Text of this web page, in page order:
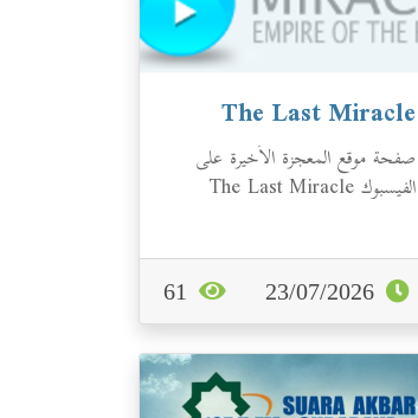
The Last Miracle
صفحة موقع المعجزة الأخيرة على
الفيسبوك The Last Miracle
المسلمين...